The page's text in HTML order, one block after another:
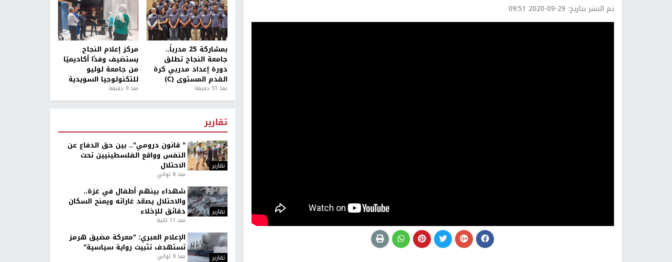
تم النشر بتاريخ: 2020-09-29 09:51
بمشاركة 25 مدرباً..
جامعة النجاح تطلق
دورة إعداد مدربي كرة
القدم المستوى (C)
منذ 51 دقيقة
مركز إعلام النجاح
يستضيف وفدًا أكاديميًا
من جامعة لوليو
للتكنولوجيا السويدية
منذ 9 دقيقة
تقارير
تقارير
" قانون درومي".. بين حق الدفاع عن
النفس وواقع الفلسطينيين تحت
الاحتلال
منذ 8 ثواني
تقارير
شهداء بينهم أطفال في غزة..
والاحتلال يصعّد غاراته ويمنح السكان
دقائق للإخلاء
منذ 11 ثانية
تقارير
الإعلام العبري: "معركة مضيق هرمز
تستهدف تثبيت رواية سياسية"
منذ 9 ثواني